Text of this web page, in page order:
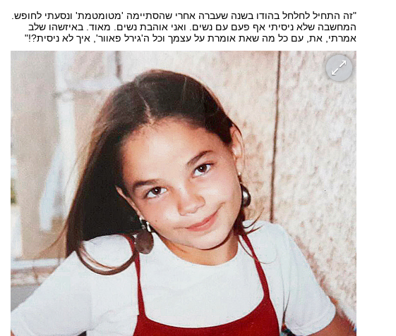
"זה התחיל לחלחל בהודו בשנה שעברה אחרי שהסתיימה 'מטומטמת' ונסעתי לחופש.
המחשבה שלא ניסיתי אף פעם עם נשים. ואני אוהבת נשים. מאוד. באיזשהו שלב
אמרתי, את, עם כל מה שאת אומרת על עצמך וכל ה'גירל פאוור', איך לא ניסית?!"